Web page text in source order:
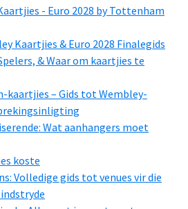
- Euro 2028 by Tottenham
Kaartjies & Euro 2028 Finalegids
& Waar om kaartjies te
kaartjies – Gids tot Wembley-
Wat aanhangers moet
koste
Volledige gids tot venues vir die